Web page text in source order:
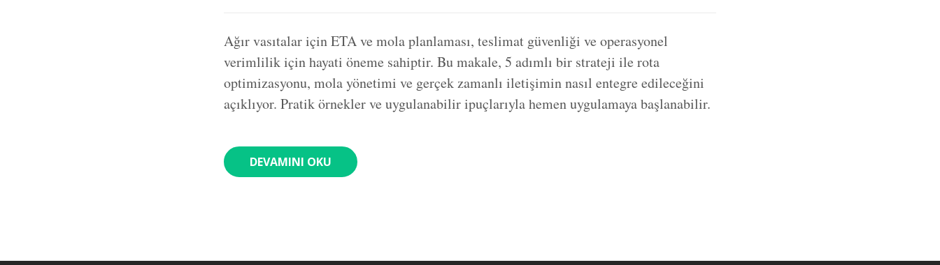
Ağır vasıtalar için ETA ve mola planlaması, teslimat güvenliği ve operasyonel
verimlilik için hayati öneme sahiptir. Bu makale, 5 adımlı bir strateji ile rota
optimizasyonu, mola yönetimi ve gerçek zamanlı iletişimin nasıl entegre edileceğini
açıklıyor. Pratik örnekler ve uygulanabilir ipuçlarıyla hemen uygulamaya başlanabilir.
DEVAMINI OKU